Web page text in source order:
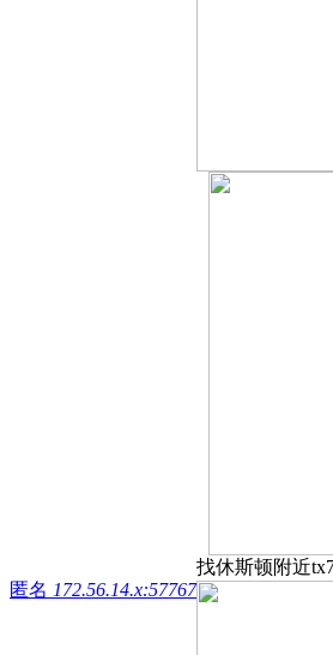
匿名 172.56.14.x:57767
找休斯顿附近